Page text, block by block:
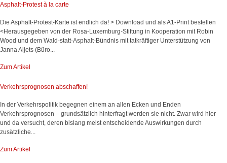
Asphalt-Protest à la carte
Die Asphalt-Protest-Karte ist endlich da! > Download und als A1-Print bestellen
<Herausgegeben von der Rosa-Luxemburg-Stiftung in Kooperation mit Robin
Wood und dem Wald-statt-Asphalt-Bündnis mit tatkräftiger Unterstützung von
Janna Aljets (Büro...
Zum Artikel
Verkehrsprognosen abschaffen!
In der Verkehrspolitik begegnen einem an allen Ecken und Enden
Verkehrsprognosen – grundsätzlich hinterfragt werden sie nicht. Zwar wird hier
und da versucht, deren bislang meist entscheidende Auswirkungen durch
zusätzliche...
Zum Artikel